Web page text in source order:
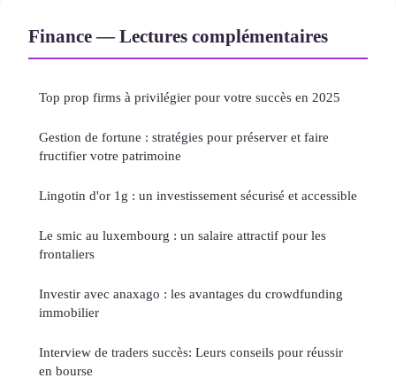
Finance — Lectures complémentaires
Top prop firms à privilégier pour votre succès en 2025
Gestion de fortune : stratégies pour préserver et faire
fructifier votre patrimoine
Lingotin d'or 1g : un investissement sécurisé et accessible
Le smic au luxembourg : un salaire attractif pour les
frontaliers
Investir avec anaxago : les avantages du crowdfunding
immobilier
Interview de traders succès: Leurs conseils pour réussir
en bourse